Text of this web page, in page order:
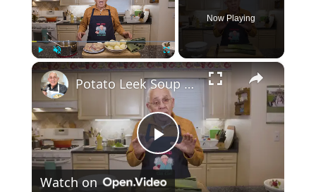
Unmute Fullscreen
Now Playing
×
Play Video
Potato Leek Soup with Crispy Guanciale – Easy and Delicious Comfort Food!
Watch on